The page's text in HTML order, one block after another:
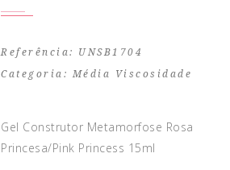
Referência: UNSB1704
Categoria: Média Viscosidade
Gel Construtor Metamorfose Rosa
Princesa/Pink Princess 15ml